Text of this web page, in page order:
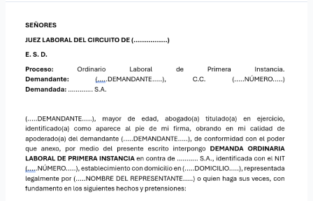
Modelo
de
Demanda
Ordinaria
Laboral:
Asociado
contrato
realidad